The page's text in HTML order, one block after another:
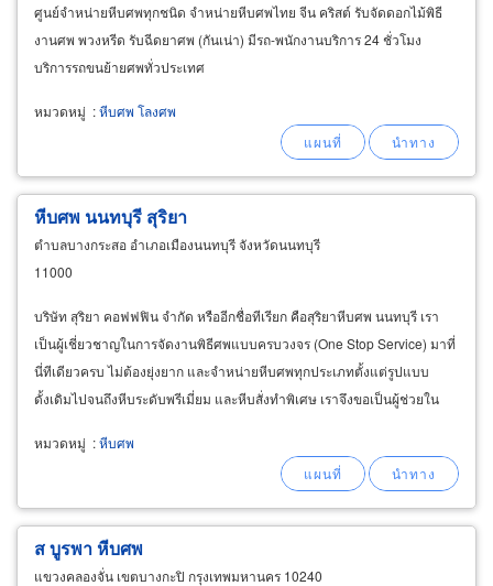
ศูนย์จำหน่ายหีบศพทุกชนิด จำหน่ายหีบศพไทย จีน คริสต์ รับจัดดอกไม้พิธี
งานศพ พวงหรีด รับฉีดยาศพ (กันเน่า) มีรถ-พนักงานบริการ 24 ชั่วโมง
บริการรถขนย้ายศพทั่วประเทศ
หมวดหมู่ :หีบศพ โลงศพ
หีบศพ นนทบุรี สุริยา
ตำบลบางกระสอ อำเภอเมืองนนทบุรี จังหวัดนนทบุรี
11000
บริษัท สุริยา คอฟฟฟิน จำกัด หรืออีกชื่อทีเรียก คือสุริยาหีบศพ นนทบุรี เรา
เป็นผู้เชี่ยวชาญในการจัดงานพิธีศพแบบครบวงจร (One Stop Service) มาที่
นี่ทีเดียวครบ ไม่ต้องยุ่งยาก และจำหน่ายหีบศพทุกประเภทตั้งแต่รูปแบบ
ดั้งเดิมไปจนถึงหีบระดับพรีเมี่ยม และหีบสั่งทำพิเศษ เราจึงขอเป็นผู้ช่วยใน
หมวดหมู่ :หีบศพ
ส บูรพา หีบศพ
แขวงคลองจั่น เขตบางกะปิ กรุงเทพมหานคร 10240